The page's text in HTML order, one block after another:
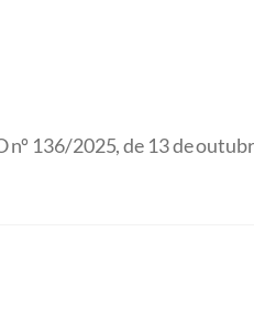
136/2025, de 13 de